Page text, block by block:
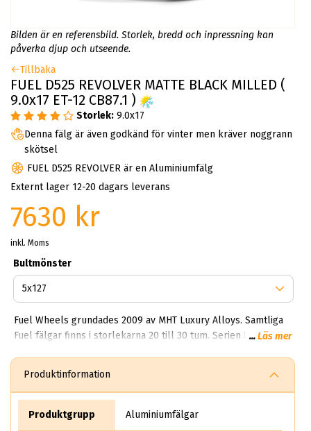
Bilden är en referensbild. Storlek, bredd och inpressning kan
påverka djup och utseende.
Tillbaka
FUEL D525 REVOLVER MATTE BLACK MILLED (
9.0x17 ET-12 CB87.1 )
Storlek: 9.0x17
Denna fälg är även godkänd för vinter men kräver noggrann
skötsel
FUEL D525 REVOLVER är en Aluminiumfälg
Externt lager 12-20 dagars leverans
7630 kr
inkl. Moms
Bultmönster
Fuel Wheels grundades 2009 av MHT Luxury Alloys. Samtliga
Fuel fälgar finns i storlekarna 20 till 30 tum. Serien Fuel
starkaste). Varje hjul är konstruerat och bearbetat exakt efter
centrerat mot bilens nav, vilket garanterar optimal prestanda.
dator mäts för bultmönster och storlek innan de gjuts.
...Läs mer
Produktinformation
Produktgrupp Aluminiumfälgar